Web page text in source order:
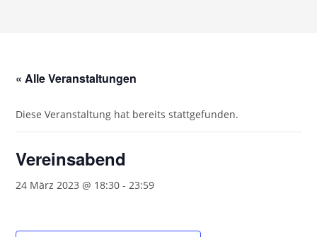
« Alle Veranstaltungen
Diese Veranstaltung hat bereits stattgefunden.
Vereinsabend
24 März 2023 @ 18:30 -23:59